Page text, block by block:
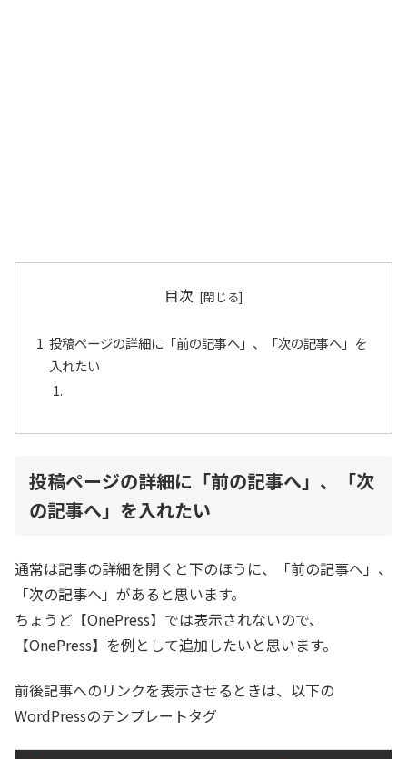
目次
投稿ページの詳細に「前の記事へ」、「次の記事へ」を
入れたい
投稿ページの詳細に「前の記事へ」、「次
の記事へ」を入れたい
通常は記事の詳細を開くと下のほうに、「前の記事へ」、
「次の記事へ」があると思います。
ちょうど【OnePress】では表示されないので、
【OnePress】を例として追加したいと思います。
前後記事へのリンクを表示させるときは、以下の
WordPressのテンプレートタグ